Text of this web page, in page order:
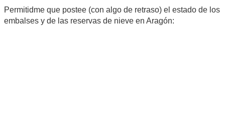
Permitidme que postee (con algo de retraso) el estado de los
embalses y de las reservas de nieve en Aragón: